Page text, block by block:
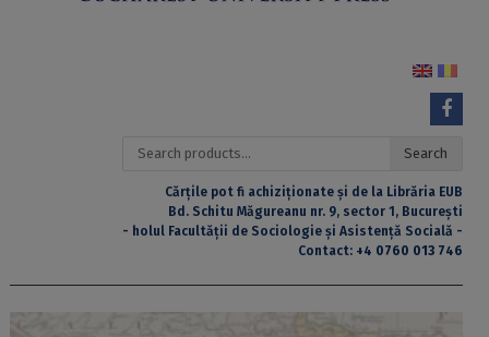
Search
Search
Cărțile pot fi achiziționate și de la Librăria EUB
Bd. Schitu Măgureanu nr. 9, sector 1, București
- holul Facultății de Sociologie și Asistență Socială -
Contact: +4 0760 013 746